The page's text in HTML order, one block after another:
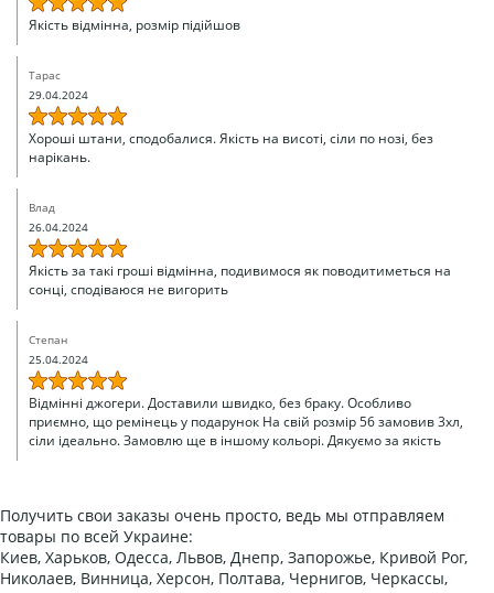
Якість відмінна, розмір підійшов
Тарас
29.04.2024
Хороші штани, сподобалися. Якість на висоті, сіли по нозі, без
нарікань.
Влад
26.04.2024
Якість за такі гроші відмінна, подивимося як поводитиметься на
сонці, сподіваюся не вигорить
Степан
25.04.2024
Відмінні джогери. Доставили швидко, без браку. Особливо
приємно, що ремінець у подарунок На свій розмір 56 замовив 3хл,
сіли ідеально. Замовлю ще в іншому кольорі. Дякуємо за якість
Получить свои заказы очень просто, ведь мы отправляем
товары по всей Украине:
Киев, Харьков, Одесса, Львов, Днепр, Запорожье, Кривой Рог,
Николаев, Винница, Херсон, Полтава, Чернигов, Черкассы,